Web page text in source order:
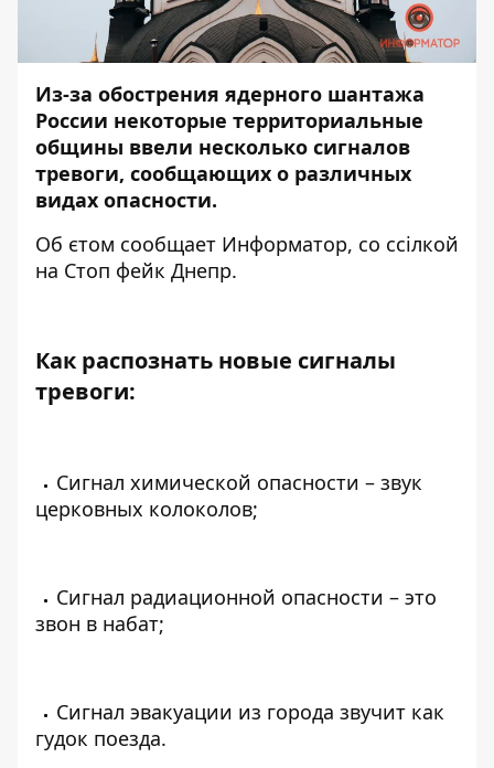
Из-за обострения ядерного шантажа
России некоторые территориальные
общины ввели несколько сигналов
тревоги, сообщающих о различных
видах опасности.
Об єтом сообщает Информатор, со ссілкой
на Стоп фейк Днепр.
Как распознать новые сигналы
тревоги:
Сигнал химической опасности – звук
церковных колоколов;
Сигнал радиационной опасности – это
звон в набат;
Сигнал эвакуации из города звучит как
гудок поезда.